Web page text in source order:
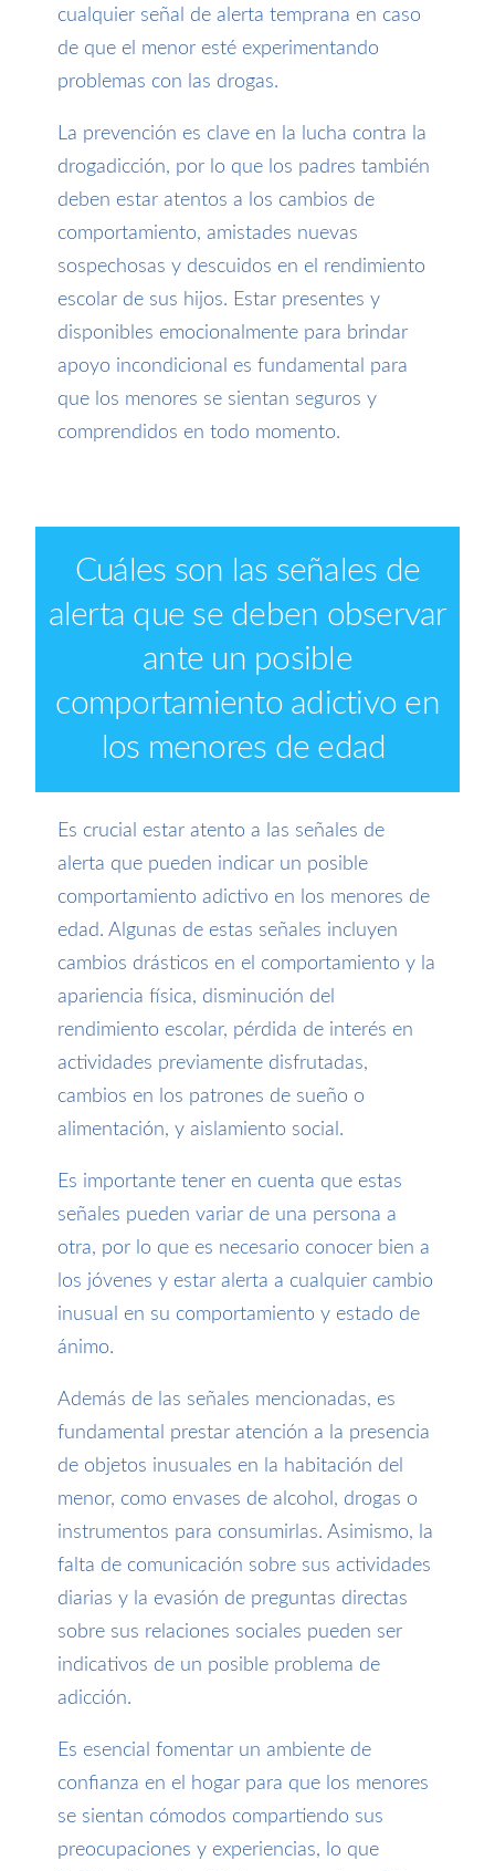
cualquier señal de alerta temprana en caso
de que el menor esté experimentando
problemas con las drogas.
La prevención es clave en la lucha contra la
drogadicción, por lo que los padres también
deben estar atentos a los cambios de
comportamiento, amistades nuevas
sospechosas y descuidos en el rendimiento
escolar de sus hijos. Estar presentes y
disponibles emocionalmente para brindar
apoyo incondicional es fundamental para
que los menores se sientan seguros y
comprendidos en todo momento.
Cuáles son las señales de
alerta que se deben observar
ante un posible
comportamiento adictivo en
los menores de edad
Es crucial estar atento a las señales de
alerta que pueden indicar un posible
comportamiento adictivo en los menores de
edad. Algunas de estas señales incluyen
cambios drásticos en el comportamiento y la
apariencia física, disminución del
rendimiento escolar, pérdida de interés en
actividades previamente disfrutadas,
cambios en los patrones de sueño o
alimentación, y aislamiento social.
Es importante tener en cuenta que estas
señales pueden variar de una persona a
otra, por lo que es necesario conocer bien a
los jóvenes y estar alerta a cualquier cambio
inusual en su comportamiento y estado de
ánimo.
Además de las señales mencionadas, es
fundamental prestar atención a la presencia
de objetos inusuales en la habitación del
menor, como envases de alcohol, drogas o
instrumentos para consumirlas. Asimismo, la
falta de comunicación sobre sus actividades
diarias y la evasión de preguntas directas
sobre sus relaciones sociales pueden ser
indicativos de un posible problema de
adicción.
Es esencial fomentar un ambiente de
confianza en el hogar para que los menores
se sientan cómodos compartiendo sus
preocupaciones y experiencias, lo que